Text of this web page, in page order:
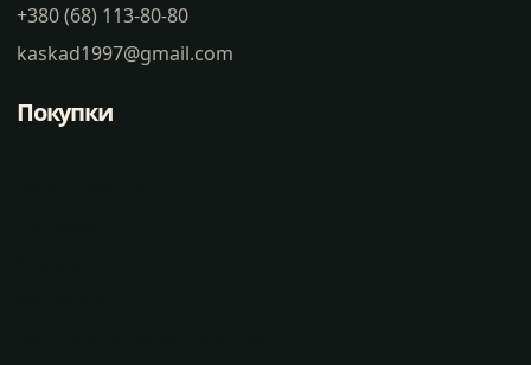
+380 (68) 113-80-80
kaskad1997@gmail.com
Покупки